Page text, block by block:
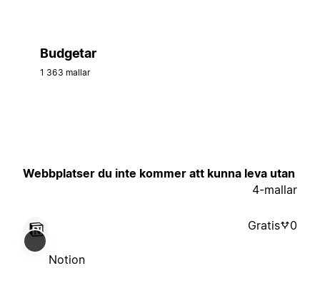
Budgetar
1 363 mallar
Webbplatser du inte kommer att kunna leva utan
4-mallar
Notion
Gratis 0